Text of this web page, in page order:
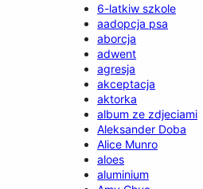
6-latkiw szkole
aadopcja psa
aborcja
adwent
agresja
akceptacja
aktorka
album ze zdjeciami
Aleksander Doba
Alice Munro
aloes
aluminium